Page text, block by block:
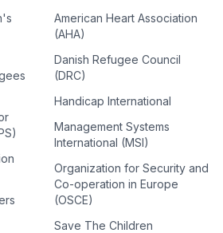
American Heart Association
(AHA)
Danish Refugee Council
(DRC)
Handicap International
Management Systems
International (MSI)
Organization for Security and
Co-operation in Europe
(OSCE)
Save The Children